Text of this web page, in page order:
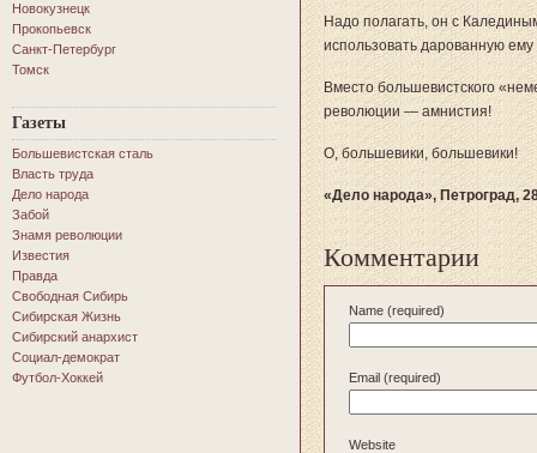
Новокузнецк
Прокопьевск
Санкт-Петербург
Томск
Газеты
Большевистская сталь
Власть труда
Дело народа
Забой
Знамя революции
Известия
Правда
Свободная Сибирь
Сибирская Жизнь
Сибирский анархист
Социал-демократ
Футбол-Хоккей
Надо полагать, он с
использовать дарованную
Вместо большевистского
революции — амнистия!
О, большевики, большевики!
«Дело народа», Петроград,
Комментарии
Name (required)
Email (required)
Website